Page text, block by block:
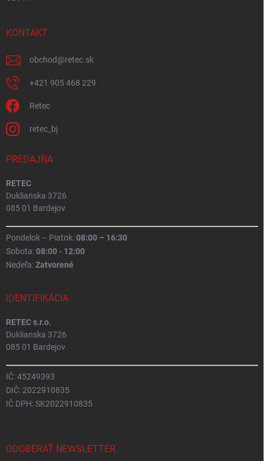
KONTAKT
obchod@retec.sk
+421 905 468 229
Retec
retec_bj
PREDAJŇA
RETEC
Duklianska 3726
085 01 Bardejov
Pondelok – Piatok:08:00 – 16:30
Sobota:08:00 - 12:00
Nedeľa:Zatvorené
IDENTIFIKÁCIA
RETEC s.r.o.
Duklianska 3726
085 01 Bardejov
IČ: 45249393
DIČ: 2022910835
IČ DPH: SK2022910835
ODOBERAŤ NEWSLETTER